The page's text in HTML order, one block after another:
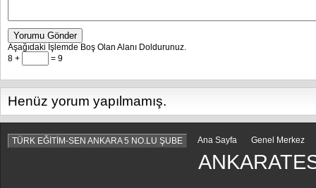
Yorumu Gönder
Aşağıdaki İşlemde Boş Olan Alanı Doldurunuz.
8 +
= 9
Henüz yorum yapılmamış.
TÜRK EĞİTİM-SEN ANKARA 5 NO.LU ŞUBE Ana Sayfa Genel Merkez